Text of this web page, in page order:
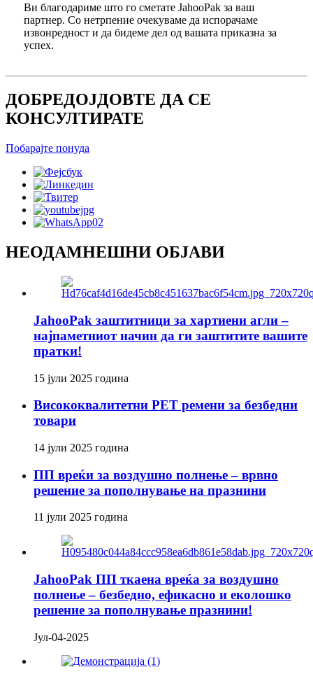
Ви благодариме што го сметате JahooPak за ваш
партнер. Со нетрпение очекуваме да испорачаме
извонредност и да бидеме дел од вашата приказна за
успех.
ДОБРЕДОЈДОВТЕ ДА СЕ
КОНСУЛТИРАТЕ
Побарајте понуда
НЕОДАМНЕШНИ ОБЈАВИ
JahooPak заштитници за хартиени агли –
најпаметниот начин да ги заштитите вашите
пратки!
15 јули 2025 година
Висококвалитетни PET ремени за безбедни
товари
14 јули 2025 година
ПП вреќи за воздушно полнење – врвно
решение за пополнување на празнини
11 јули 2025 година
JahooPak ПП ткаена вреќа за воздушно
полнење – безбедно, ефикасно и еколошко
решение за пополнување празнини!
Јул-04-2025